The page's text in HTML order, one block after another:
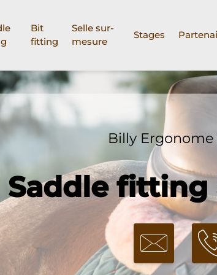
Bit
fitting
Selle sur-
mesure
Stages
Billy
Saddle fitting